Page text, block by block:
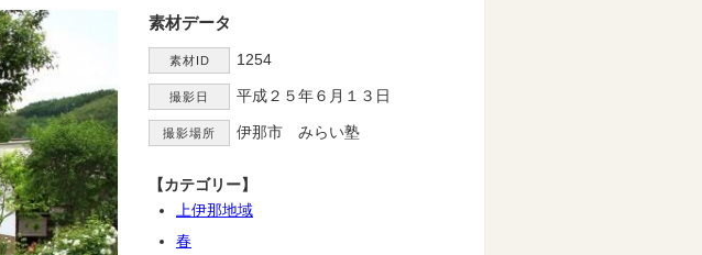
素材データ
素材ID 1254
撮影日 平成２５年６月１３日
撮影場所 伊那市 みらい塾
【カテゴリー】
上伊那地域
春